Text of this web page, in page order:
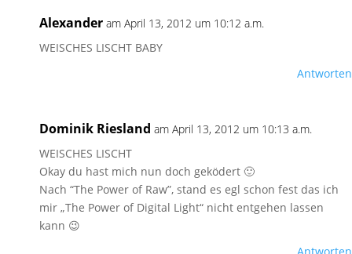
Alexander am April 13, 2012 um 10:12 a.m.
WEISCHES LISCHT BABY
Antworten
Dominik Riesland am April 13, 2012 um 10:13 a.m.
WEISCHES LISCHT
Okay du hast mich nun doch geködert 🙂
Nach “The Power of Raw”, stand es egl schon fest das ich
mir „The Power of Digital Light“ nicht entgehen lassen
kann 😉